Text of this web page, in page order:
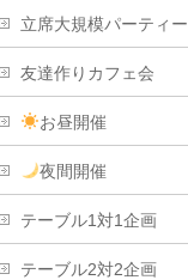
立席大規模パーティー
友達作りカフェ会
お昼開催
夜間開催
テーブル1対1企画
テーブル2対2企画